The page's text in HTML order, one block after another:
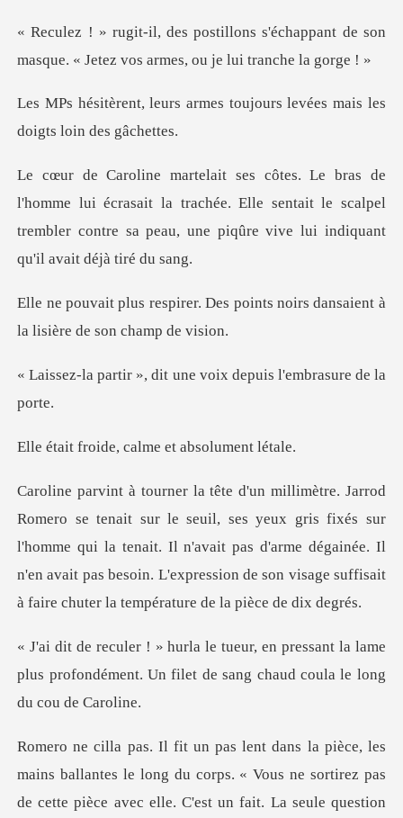
s'échappant de son
masque. « Jetez vo
rmes toujours levées mais l
écrasait la trachée. Elle sentait le scalpel
trembler contre sa
Des points noirs dansaient à
la
dit une voix depuis l
de, calme et ab
ux gris fixés sur
l'homme qui la tenait. Il n'avait pas d'arme dégainée. Il
n'en avait pas besoi
pressant la lame
plus profondément. Un filet
e long du corps. « Vous ne sortirez pas
de cette pièce avec elle. C'est un f